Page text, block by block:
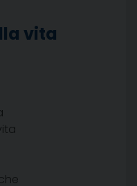
vita